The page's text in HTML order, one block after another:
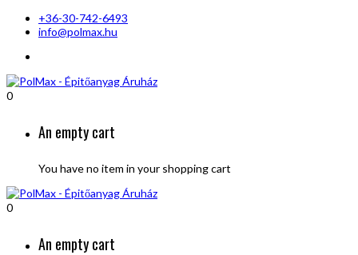
+36-30-742-6493
info@polmax.hu
0
An empty cart
You have no item in your shopping cart
0
An empty cart